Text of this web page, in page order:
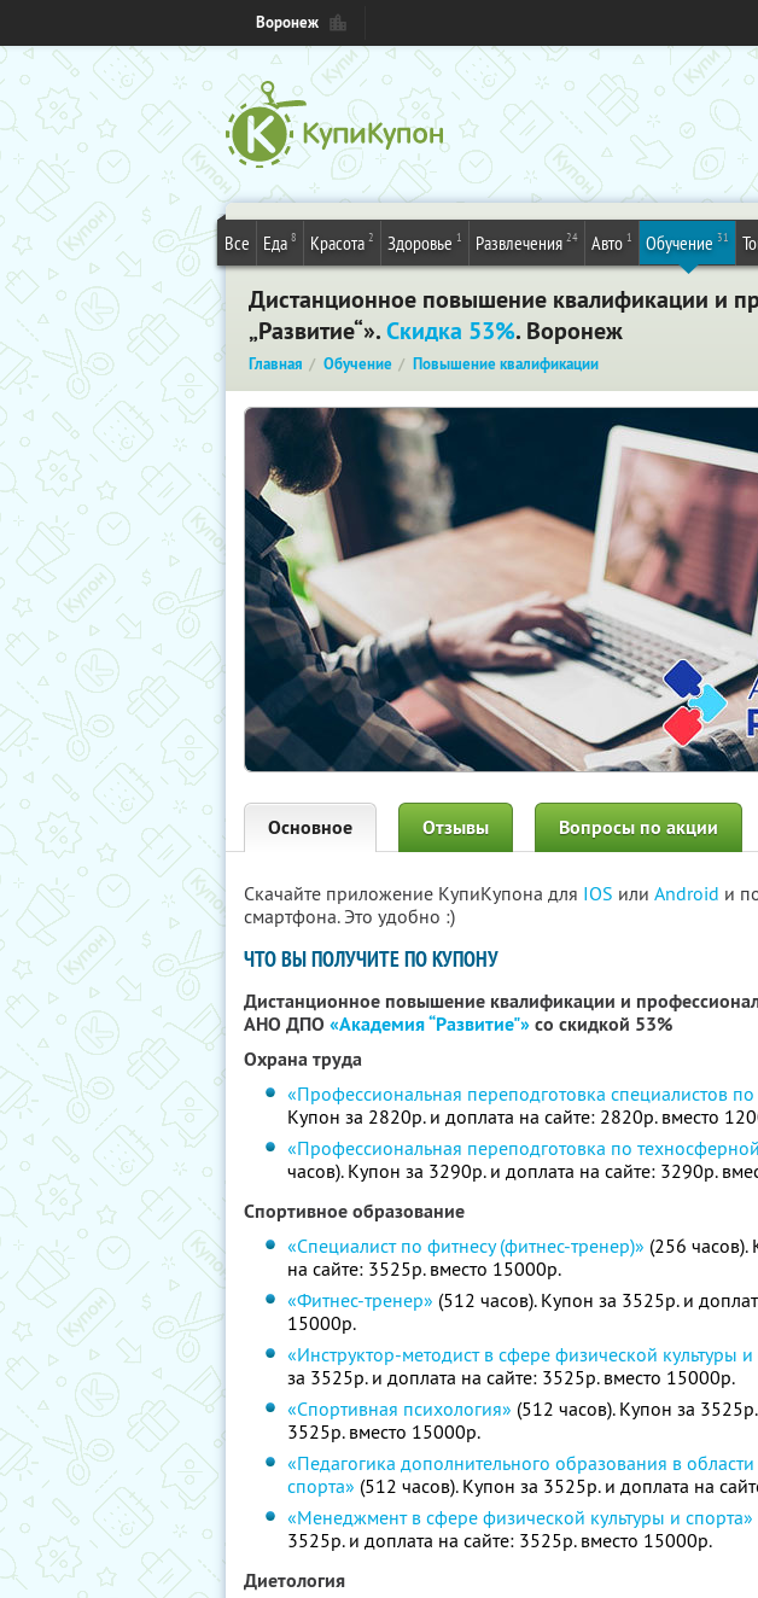
Воронеж
Все Еда 8 Красота 2 Здоровье 1 Развлечения 24 Авто 1 Обучение 31
Дистанционное повышение квалификации и
„Развитие“».Скидка 53%. Воронеж
Главная Обучение Повышение квалификации
Основное Отзывы Вопросы по акции
Скачайте приложение КупиКупона для IOS или Android и
смартфона. Это удобно :)
ЧТО ВЫ ПОЛУЧИТЕ ПО КУПОНУ
Дистанционное повышение квалификации и
АНО ДПО «Академия “Развитие"»со скидкой 53%
Охрана труда
«Профессиональная переподготовка специалистов
Купон за 2820р. и доплата на сайте: 2820р. вместо
«Профессиональная переподготовка по
часов). Купон за 3290р. и доплата на сайте: 3290р.
Спортивное образование
«Специалист по фитнесу (фитнес-тренер)» (256 часов).
на сайте: 3525р. вместо 15000р.
«Фитнес-тренер» (512 часов). Купон за 3525р. и
15000р.
«Инструктор-методист в сфере физической культуры и
за 3525р. и доплата на сайте: 3525р. вместо 15000р.
«Спортивная психология» (512 часов). Купон за
3525р. вместо 15000р.
«Педагогика дополнительного образования в
спорта» (512 часов). Купон за 3525р. и доплата на
«Менеджмент в сфере физической культуры и спорта»
3525р. и доплата на сайте: 3525р. вместо 15000р.
Диетология